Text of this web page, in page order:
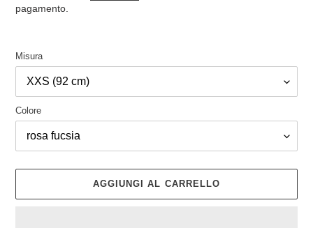
listino
pagamento.
Misura
Colore
AGGIUNGI AL CARRELLO